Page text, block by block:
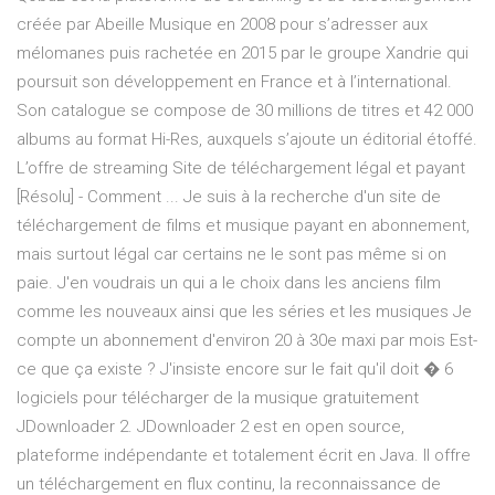
créée par Abeille Musique en 2008 pour s’adresser aux
mélomanes puis rachetée en 2015 par le groupe Xandrie qui
poursuit son développement en France et à l’international.
Son catalogue se compose de 30 millions de titres et 42 000
albums au format Hi-Res, auxquels s’ajoute un éditorial étoffé.
L’offre de streaming Site de téléchargement légal et payant
[Résolu] - Comment ... Je suis à la recherche d'un site de
téléchargement de films et musique payant en abonnement,
mais surtout légal car certains ne le sont pas même si on
paie. J'en voudrais un qui a le choix dans les anciens film
comme les nouveaux ainsi que les séries et les musiques Je
compte un abonnement d'environ 20 à 30e maxi par mois Est-
ce que ça existe ? J'insiste encore sur le fait qu'il doit � 6
logiciels pour télécharger de la musique gratuitement
JDownloader 2. JDownloader 2 est en open source,
plateforme indépendante et totalement écrit en Java. Il offre
un téléchargement en flux continu, la reconnaissance de